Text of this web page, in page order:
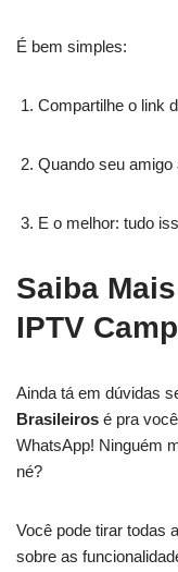
É bem simples:
Compartilhe o link
Quando seu
E o melhor: tudo
Saiba
IPTV
Ainda tá em dúvidas
Brasileiros é pra
WhatsApp! Ninguém
né?
Você pode tirar todas
sobre as